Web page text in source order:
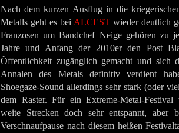
Nach dem kurzen Ausflug in die
Metalls geht es bei ALCEST wieder deutlich
Franzosen um Bandchef Neige gehören zu
Jahre und Anfang der 2010er den Post
Öffentlichkeit zugänglich gemacht und sich
Annalen des Metals definitiv verdient
Shoegaze-Sound allerdings sehr stark (oder
dem Raster. Für ein Extreme-Metal-
weite Strecken doch sehr entspannt, aber
Verschnaufpause nach diesem heißen